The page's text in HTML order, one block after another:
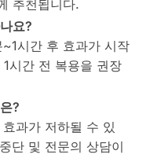
추천됩니다.
요?
시간 후 효과가 시작
시간 전 복용을 권장
?
과가 저하될 수 있
단 및 전문의 상담이